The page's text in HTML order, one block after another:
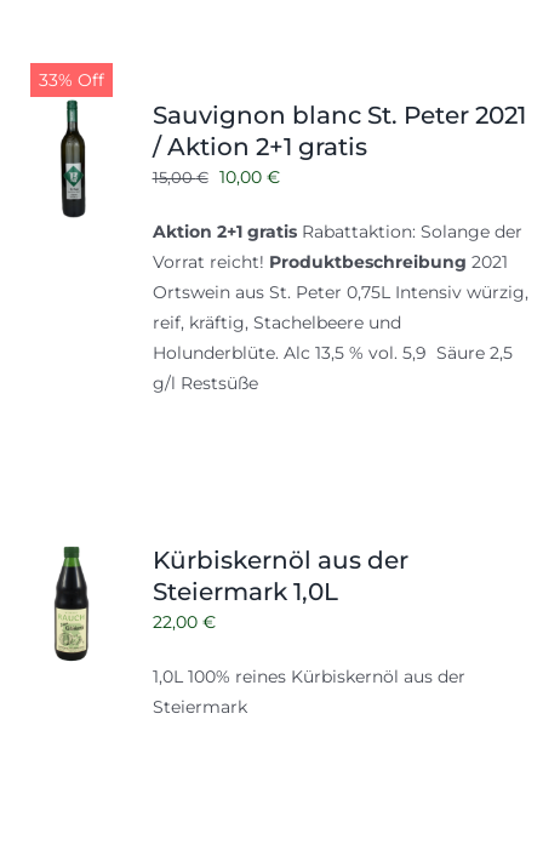
33% Off
Sauvignon blanc St. Peter 2021
/ Aktion 2+1 gratis
15,00€ Ursprünglicher
war:
15,00 €
10,00 €Aktueller
ist:
10,00 €.
Aktion 2+1 gratisRabattaktion: Solange der
Vorrat reicht! Produktbeschreibung 2021
Ortswein aus St. Peter 0,75L Intensiv würzig,
reif, kräftig, Stachelbeere und
Holunderblüte. Alc 13,5 % vol. 5,9 Säure 2,5
g/l Restsüße
Kürbiskernöl aus der
Steiermark 1,0L
22,00 €
1,0L 100% reines Kürbiskernöl aus der
Steiermark